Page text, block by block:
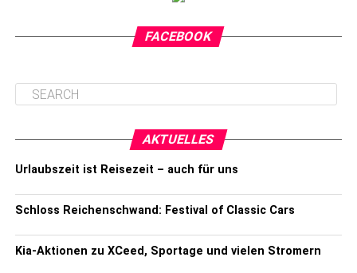
FACEBOOK
AKTUELLES
Urlaubszeit ist Reisezeit – auch für uns
Schloss Reichenschwand: Festival of Classic Cars
Kia-Aktionen zu XCeed, Sportage und vielen Stromern